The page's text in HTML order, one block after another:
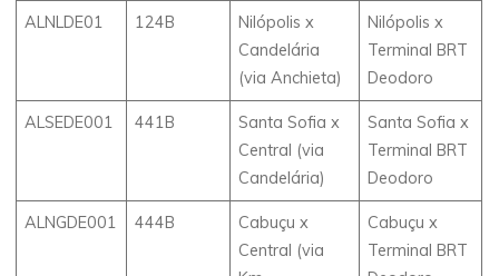
ALNLDE01 124B
Nilópolis x
Candelária
(via Anchieta)
Nilópolis x
Terminal BRT
Deodoro
ALSEDE001 441B
Santa Sofia x
Central (via
Candelária)
Santa Sofia x
Terminal BRT
Deodoro
ALNGDE001 444B
Cabuçu x
Central (via
Cabuçu x
Terminal BRT